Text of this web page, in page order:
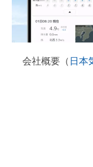
会社概要（ 日本